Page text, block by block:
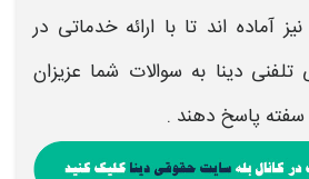
آماده اند تا با ارائه خدماتی در
تلفنی دینا به سوالات شما عزیزان
پاسخ دهند .